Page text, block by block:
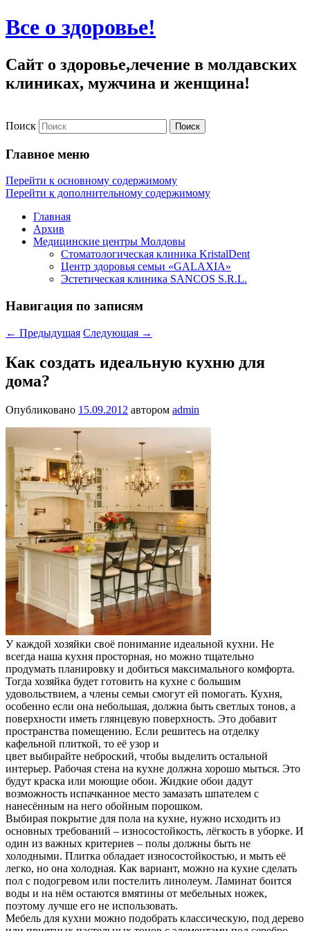
Все о здоровье!
Сайт о здоровье,лечение в молдавских
клиниках, мужчина и женщина!
Поиск
Главное меню
Перейти к основному содержимому
Перейти к дополнительному содержимому
Главная
Архив
Медицинские центры Молдовы
Стоматологическая клиника KristalDent
Центр здоровья семьи «GALAXIA»
Эстетическая клиника SANCOS S.R.L.
Навигация по записям
← Предыдущая Следующая →
Как создать идеальную кухню для
дома?
Опубликовано 15.09.2012 автором admin
У каждой хозяйки своё понимание идеальной кухни. Не
всегда наша кухня просторная, но можно тщательно
продумать планировку и добиться максимального комфорта.
Тогда хозяйка будет готовить на кухне с большим
удовольствием, а члены семьи смогут ей помогать. Кухня,
особенно если она небольшая, должна быть светлых тонов, а
поверхности иметь глянцевую поверхность. Это добавит
пространства помещению. Если решитесь на отделку
кафельной плиткой, то её узор и
цвет выбирайте неброский, чтобы выделить остальной
интерьер. Рабочая стена на кухне должна хорошо мыться. Это
будут краска или моющие обои. Жидкие обои дадут
возможность испачканное место замазать шпателем с
нанесённым на него обойным порошком.
Выбирая покрытие для пола на кухне, нужно исходить из
основных требований – износостойкость, лёгкость в уборке. И
один из важных критериев – полы должны быть не
холодными. Плитка обладает износостойкостью, и мыть её
легко, но она холодная. Как вариант, можно на кухне сделать
пол с подогревом или постелить линолеум. Ламинат боится
воды и на нём остаются вмятины от мебельных ножек,
поэтому лучше его не использовать.
Мебель для кухни можно подобрать классическую, под дерево